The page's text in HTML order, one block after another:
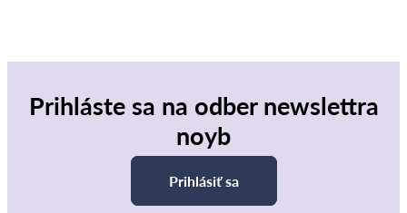
Prihláste sa na odber newslettra
noyb
Prihlásiť sa